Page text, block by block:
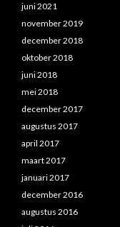
juni 2021
november 2019
december 2018
oktober 2018
juni 2018
mei 2018
december 2017
augustus 2017
april 2017
maart 2017
januari 2017
december 2016
augustus 2016